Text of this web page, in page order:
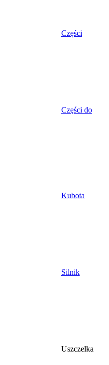
Części
Części do
Kubota
Silnik
Uszczelka